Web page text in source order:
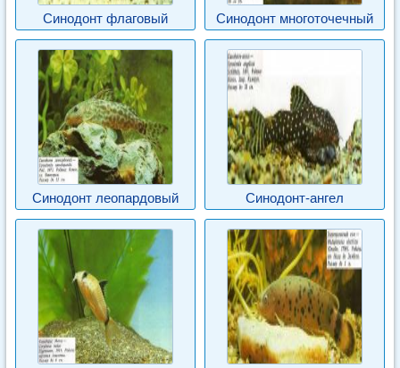
Синодонт флаговый Синодонт многоточечный
Синодонт леопардовый Синодонт-ангел